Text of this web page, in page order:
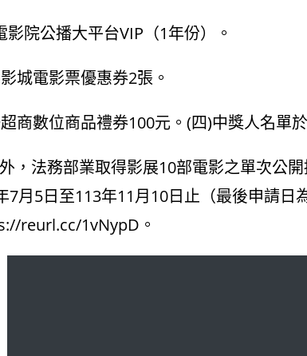
院公播大平台VIP（1年份）。
城電影票優惠券2張。
商數位商品禮券100元。(四)中獎人名單
，法務部業取得影展10部電影之單次公
7月5日至113年11月10日止（最後申請
reurl.cc/1vNypD 。